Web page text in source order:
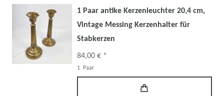
1 Paar antike Kerzenleuchter 20,4 cm,
Vintage Messing Kerzenhalter für
Stabkerzen
84,00 € *
1 Paar